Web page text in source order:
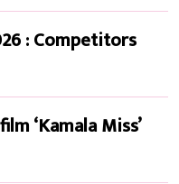
: Competitors
‘Kamala Miss’